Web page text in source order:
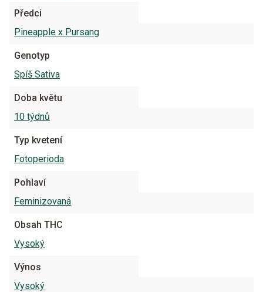
Předci
Pineapple x Pursang
Genotyp
Spíš Sativa
Doba květu
10 týdnů
Typ kvetení
Fotoperioda
Pohlaví
Feminizovaná
Obsah THC
Vysoký
Výnos
Vysoký